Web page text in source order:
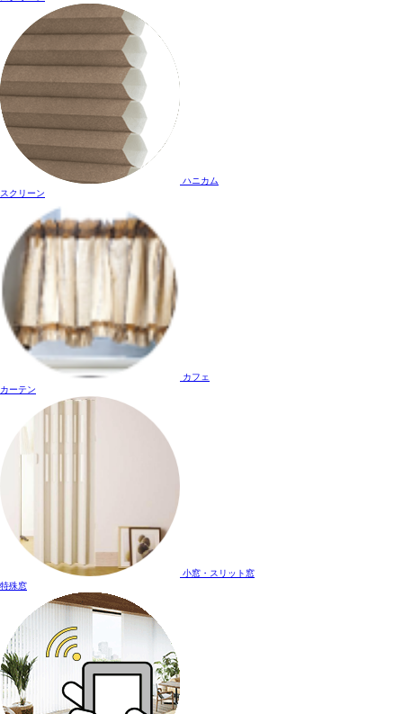
ハニカム
スクリーン
カフェ
カーテン
小窓・スリット窓
特殊窓